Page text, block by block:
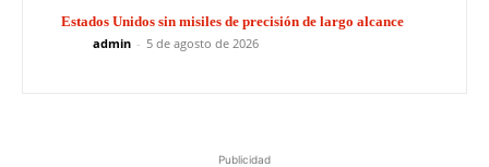
Estados Unidos sin misiles de precisión de largo alcance
admin - 5 de agosto de 2026
Publicidad